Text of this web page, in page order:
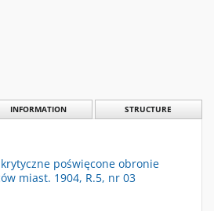
INFORMATION STRUCTURE
poświęcone obronie
miast. 1904, R.5, nr 03